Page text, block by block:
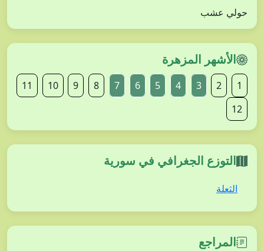
حولي عشب
الأشهر المزهرة
1
2
3
4
5
6
7
8
9
10
11
12
التوزع الجغرافي في سورية
الثعلة
المراجع